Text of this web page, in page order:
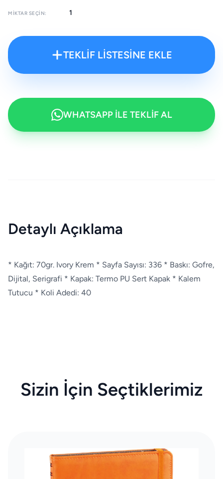
MIKTAR SEÇIN:
TEKLİF LİSTESİNE EKLE
WHATSAPP İLE TEKLİF AL
Detaylı Açıklama
* Kağıt: 70gr. Ivory Krem * Sayfa Sayısı: 336 * Baskı: Gofre,
Dijital, Serigrafi * Kapak: Termo PU Sert Kapak * Kalem
Tutucu * Koli Adedi: 40
Sizin İçin Seçtiklerimiz